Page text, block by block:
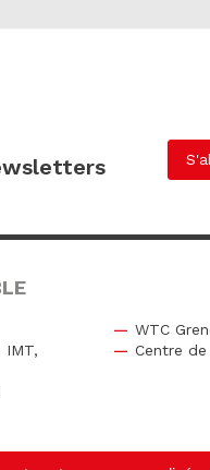
IMT,
WTC
Centre